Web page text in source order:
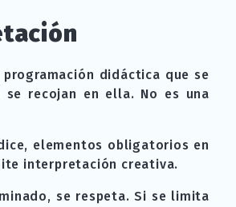
didáctica que se
recojan en ella. No es una
elementos obligatorios en
interpretación creativa.
se respeta. Si se limita